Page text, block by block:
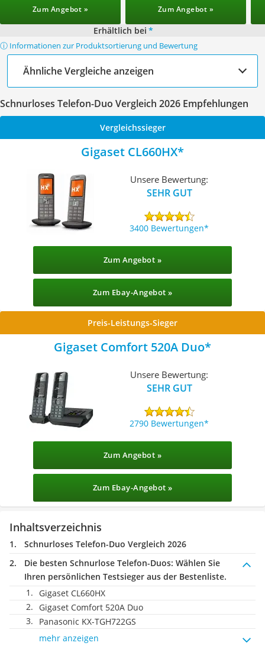
Zum Angebot » Zum Angebot »
Erhältlich bei *
ⓘ Informationen zur Produktsortierung und Bewertung
Ähnliche Vergleiche anzeigen
Schnurloses Telefon-Duo Vergleich 2026 Empfehlungen
Vergleichssieger
Gigaset CL660HX
Unsere Bewertung:
SEHR GUT
3400 Bewertungen
Zum Angebot »
Zum Ebay-Angebot »
Preis-Leistungs-Sieger
Gigaset Comfort 520A Duo
Unsere Bewertung:
SEHR GUT
2790 Bewertungen
Zum Angebot »
Zum Ebay-Angebot »
Inhaltsverzeichnis
Schnurloses Telefon-Duo Vergleich 2026
Die besten Schnurlose Telefon-Duos: Wählen Sie
Ihren persönlichen Testsieger aus der Bestenliste.
Gigaset CL660HX
Gigaset Comfort 520A Duo
Panasonic KX-TGH722GS
mehr anzeigen